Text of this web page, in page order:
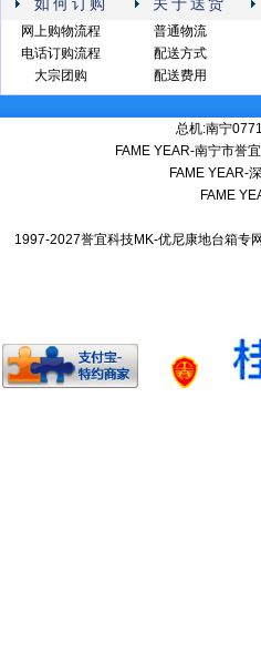
网上购物流程
电话订购流程
大宗团购
普通物流
配送方式
配送费用
总机:南宁
FAME YEAR-南宁市誉
FAME YEAR-
FAME
1997-2027誉宜科技MK-优尼康地台箱专